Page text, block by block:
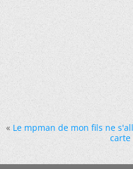
« Le mpman de mon fils ne
carte